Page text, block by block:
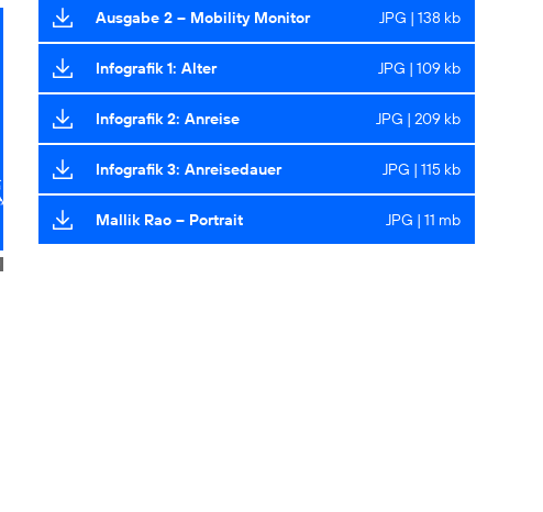
Ausgabe 2 – Mobility Monitor JPG | 138 kb
Infografik 1: Alter JPG | 109 kb
Infografik 2: Anreise JPG | 209 kb
Infografik 3: Anreisedauer JPG | 115 kb
Mallik Rao – Portrait JPG | 11 mb